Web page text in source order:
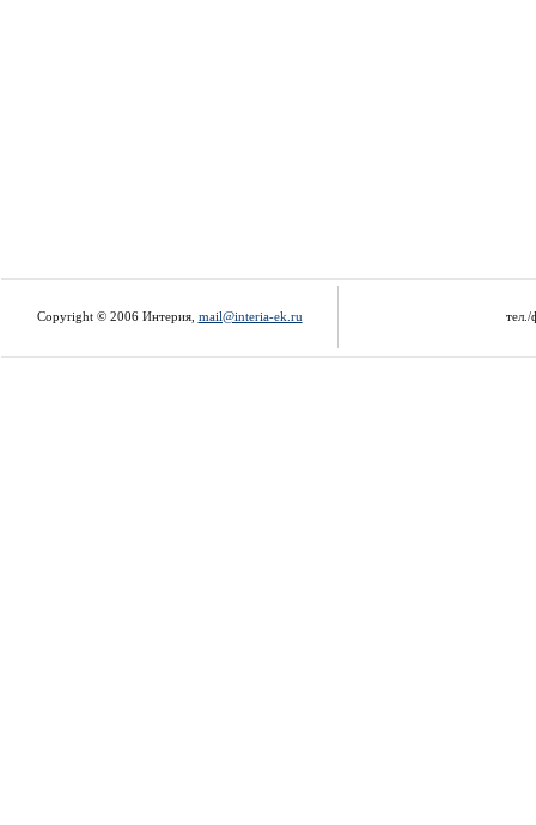
Copyright © 2006 Интерия, mail@interia-ek.ru